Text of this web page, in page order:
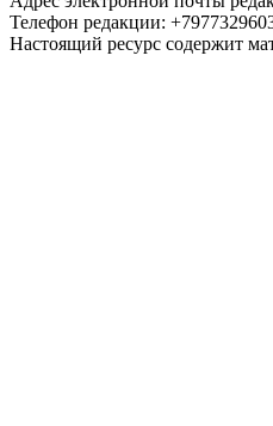
Телефон редакции:
Настоящий ресурс содержит